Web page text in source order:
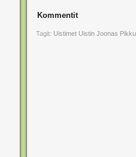
Kommentit
Tagit: Uistimet Uistin Joonas